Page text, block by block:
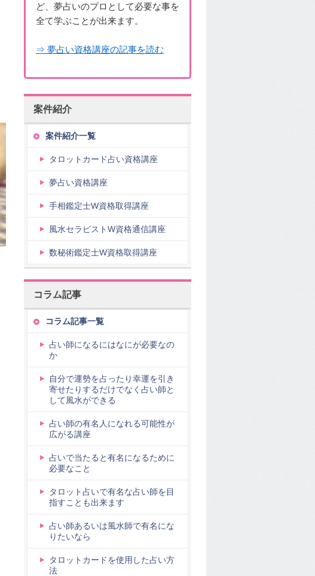
ど、夢占いのプロとして必要な事を
全て学ぶことが出来ます。
⇒ 夢占い資格講座の記事を読む
案件紹介
案件紹介一覧
タロットカード占い資格講座
夢占い資格講座
手相鑑定士W資格取得講座
風水セラピストW資格通信講座
数秘術鑑定士W資格取得講座
コラム記事
コラム記事一覧
占い師になるにはなにが必要なの
か
自分で運勢を占ったり幸運を引き
寄せたりするだけでなく占い師と
して風水ができる
占い師の有名人になれる可能性が
広がる講座
占いで当たると有名になるために
必要なこと
タロット占いで有名な占い師を目
指すことも出来ます
占い師あるいは風水師で有名にな
りたいなら
タロットカードを使用した占い方
法